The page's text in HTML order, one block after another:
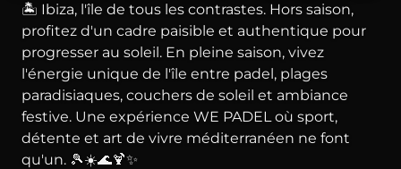
🏝️ Ibiza, l'île de tous les contrastes. Hors saison,
profitez d'un cadre paisible et authentique pour
progresser au soleil. En pleine saison, vivez
l'énergie unique de l'île entre padel, plages
paradisiaques, couchers de soleil et ambiance
festive. Une expérience WE PADEL où sport,
détente et art de vivre méditerranéen ne font
qu'un. 🎾☀️🌊🍹✨